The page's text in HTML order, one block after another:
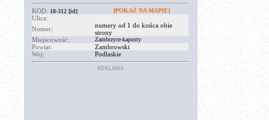
KOD: 18-312 [id] [POKAŻ NA MAPIE]
Ulica:
Numer:
numery od 1 do końca obie
strony
Miejscowość:
Zambrzyce-kapusty
Powiat:
Zambrowski
Woj:
Podlaskie
REKLAMA